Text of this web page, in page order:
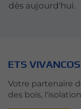
dès aujourd'hui.
ETS
Votre partenaire
des bois,